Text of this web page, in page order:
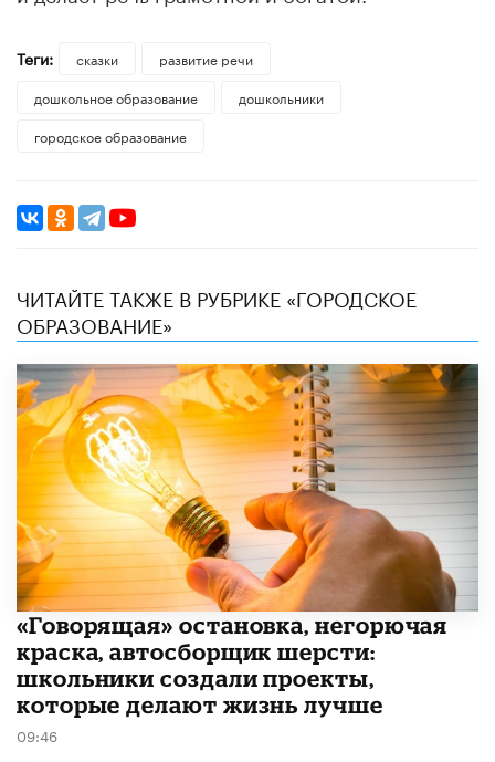
Теги: сказки
развитие речи
дошкольное образование
дошкольники
городское образование
ЧИТАЙТЕ ТАКЖЕ В РУБРИКЕ «ГОРОДСКОЕ
ОБРАЗОВАНИЕ»
​«Говорящая» остановка, негорючая
краска, автосборщик шерсти:
школьники создали проекты,
которые делают жизнь лучше
09:46